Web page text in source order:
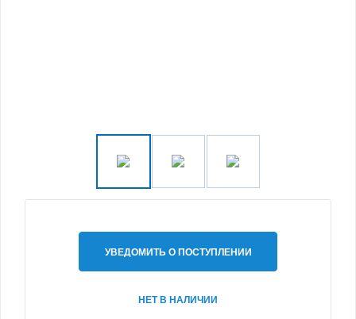
УВЕДОМИТЬ О ПОСТУПЛЕНИИ
НЕТ В НАЛИЧИИ